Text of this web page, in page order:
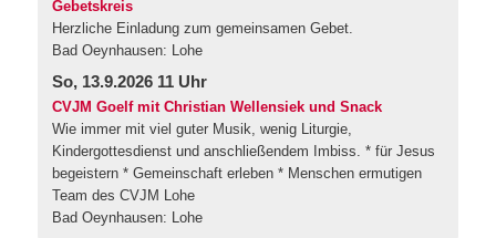
Gebetskreis
Herzliche Einladung zum gemeinsamen Gebet.
Bad Oeynhausen: Lohe
So, 13.9.2026 11 Uhr
CVJM Goelf mit Christian Wellensiek und Snack
Wie immer mit viel guter Musik, wenig Liturgie,
Kindergottesdienst und anschließendem Imbiss. * für Jesus
begeistern * Gemeinschaft erleben * Menschen ermutigen
Team des CVJM Lohe
Bad Oeynhausen: Lohe